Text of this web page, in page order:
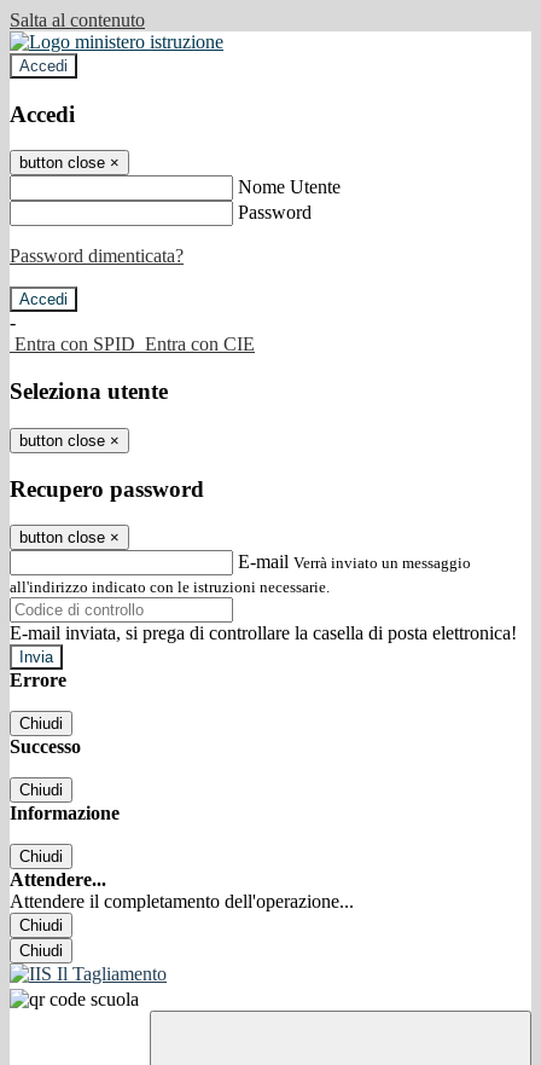
Salta al contenuto
Accedi
Accedi
button close ×
Nome Utente
Password
Password dimenticata?
-
Entra con SPID Entra con CIE
Seleziona utente
button close ×
Recupero password
button close ×
E-mail Verrà inviato un messaggio
all'indirizzo indicato con le istruzioni necessarie.
E-mail inviata, si prega di controllare la casella di posta elettronica!
Errore
Chiudi
Successo
Chiudi
Informazione
Chiudi
Attendere...
Attendere il completamento dell'operazione...
Chiudi
Chiudi